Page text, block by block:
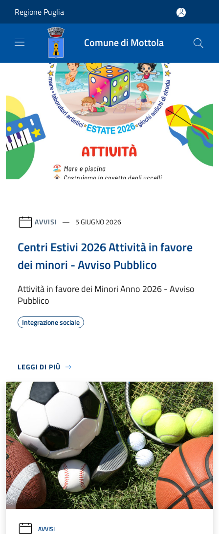
Regione Puglia
Comune di Mottola
AVVISI 5 GIUGNO 2026
Centri Estivi 2026 Attività in favore
dei minori - Avviso Pubblico
Attività in favore dei Minori Anno 2026 - Avviso
Pubblico
Integrazione sociale
LEGGI DI PIÙ
AVVISI